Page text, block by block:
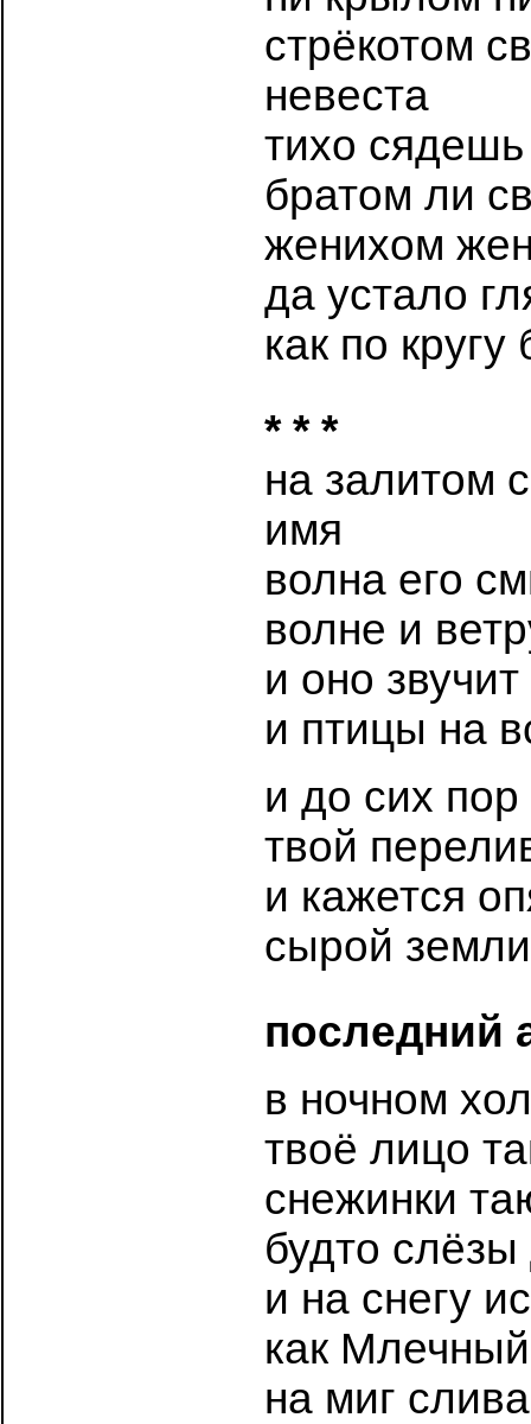
стрёкотом
невеста
тихо
братом ли
женихом
да устало
как по
* * *
на залитом
имя
волна его
волне и
и оно
и птицы на
и до сих
твой
и кажется
сырой
последний
в ночном
твоё лицо
снежинки
будто слёзы
и на снегу
как
на миг